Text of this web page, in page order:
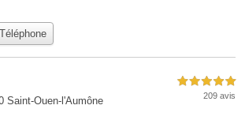
Téléphone
Saint-Ouen-l'Aumône
5,0 étoiles sur 5
209 avis